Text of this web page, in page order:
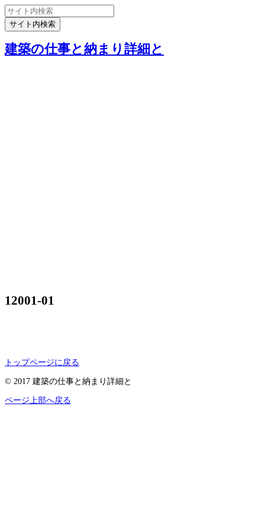
建築の仕事と納まり詳細と
12001-01
トップページに戻る
© 2017 建築の仕事と納まり詳細と
ページ上部へ戻る